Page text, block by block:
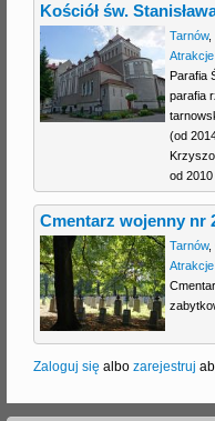
Kościół św.
Tarnów,
Atrakcje
Parafia
parafia
(od
od 2010
Cmentarz wojenny nr
Tarnów,
Atrakcje
Zaloguj się albo zarejestruj